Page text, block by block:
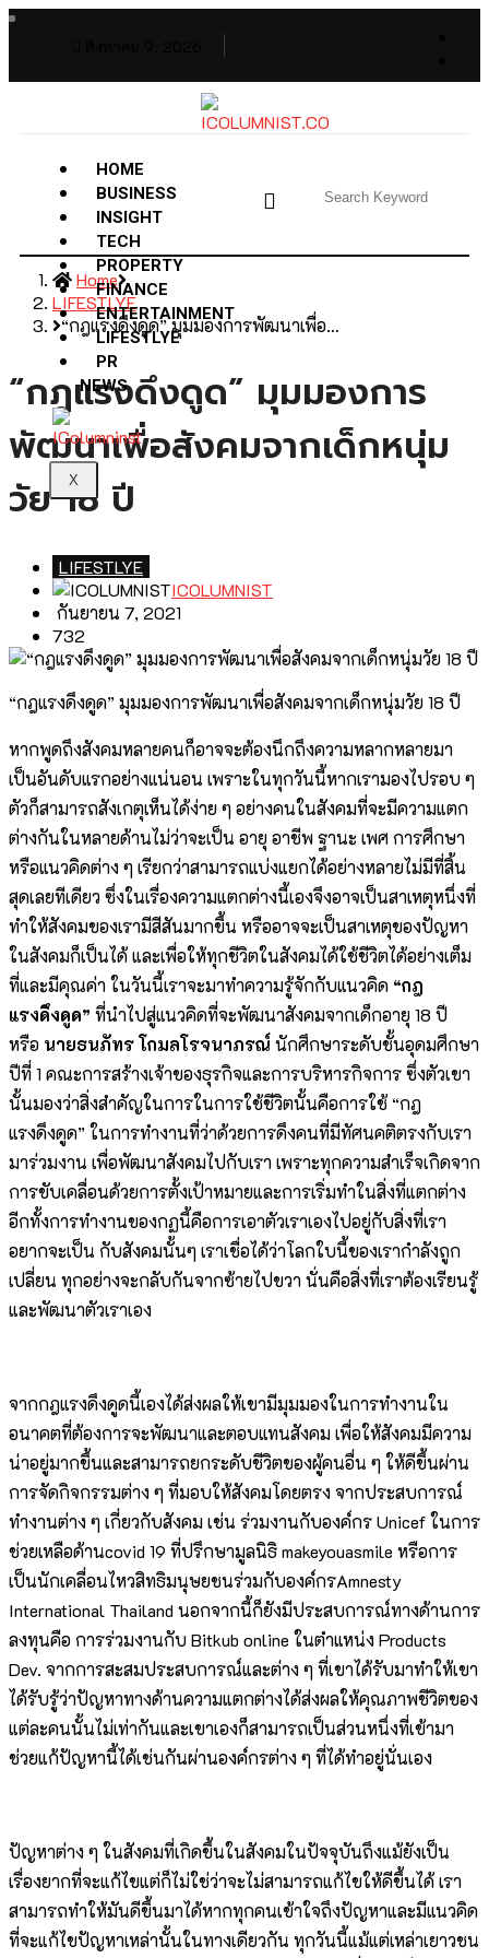
HOME
BUSINESS
INSIGHT
TECH
PROPERTY
FINANCE
ENTERTAINMENT
LIFESTLYE
PR
NEWS
X
Home
LIFESTLYE
“กฎแรงดึงดูด” มุมมองการพัฒนาเพื่อ…
“กฎแรงดึงดูด” มุมมองการ
พัฒนาเพื่อสังคมจากเด็กหนุ่ม
วัย 18 ปี
LIFESTLYE
ICOLUMNIST
กันยายน 7, 2021
732
“กฎแรงดึงดูด” มุมมองการพัฒนาเพื่อสังคมจากเด็กหนุ่มวัย 18 ปี
หากพูดถึงสังคมหลายคนก็อาจจะต้องนึกถึงความหลากหลายมา
เป็นอันดับแรกอย่างแน่นอน เพราะในทุกวันนี้หากเรามองไปรอบ ๆ
ตัวก็สามารถสังเกตุเห็นได้ง่าย ๆ อย่างคนในสังคมที่จะมีความแตก
ต่างกันในหลายด้านไม่ว่าจะเป็น อายุ อาชีพ ฐานะ เพศ การศึกษา
หรือแนวคิดต่าง ๆ เรียกว่าสามารถแบ่งแยกได้อย่างหลายไม่มีที่สิ้น
สุดเลยทีเดียว ซึ่งในเรื่องความแตกต่างนี้เองจึงอาจเป็นสาเหตุหนึ่งที่
ทำให้สังคมของเรามีสีสันมากขึ้น หรืออาจจะเป็นสาเหตุของปัญหา
ในสังคมก็เป็นได้ และเพื่อให้ทุกชีวิตในสังคมได้ใช้ชีวิตได้อย่างเต็ม
ที่และมีคุณค่า ในวันนี้เราจะมาทำความรู้จักกับแนวคิด “กฎ
แรงดึงดูด” ที่นำไปสู่แนวคิดที่จะพัฒนาสังคมจากเด็กอายุ 18 ปี
หรือ นายธนภัทร โกมลโรจนาภรณ์ นักศึกษาระดับชั้นอุดมศึกษา
ปีที่ 1 คณะการสร้างเจ้าของธุรกิจและการบริหารกิจการ ซึ่งตัวเขา
นั้นมองว่าสิ่งสำคัญในการในการใช้ชีวิตนั้นคือการใช้ “กฎ
แรงดึงดูด” ในการทํางานที่ว่าด้วยการดึงคนที่มีทัศนคติตรงกับเรา
มาร่วมงาน เพื่อพัฒนาสังคมไปกับเรา เพราะทุกความสําเร็จเกิดจาก
การขับเคลื่อนด้วยการตั้งเป้าหมายและการเริ่มทําในสิ่งที่แตกต่าง
อีกทั้งการทํางานของกฏนี้คือการเอาตัวเราเองไปอยู่กับสิ่งที่เรา
อยากจะเป็น กับสังคมนั้นๆ เราเชื่อได้ว่าโลกใบนี้ของเรากําลังถูก
เปลี่ยน ทุกอย่างจะกลับกันจากซ้ายไปขวา นั่นคือสิ่งที่เราต้องเรียนรู้
และพัฒนาตัวเราเอง
จากกฎแรงดึงดูดนี้เองได้ส่งผลให้เขามีมุมมองในการทำงานใน
อนาคตที่ต้องการจะพัฒนาและตอบแทนสังคม เพื่อให้สังคมมีความ
น่าอยู่มากขึ้นและสามารถยกระดับชีวิตของผู้คนอื่น ๆ ให้ดีขึ้นผ่าน
การจัดกิจกรรมต่าง ๆ ที่มอบให้สังคมโดยตรง จากประสบการณ์
ทำงานต่าง ๆ เกี่ยวกับสังคม เช่น ร่วมงานกับองค์กร Unicef ในการ
ช่วยเหลือด้านcovid 19 ที่ปรึกษามูลนิธิ makeyouasmile หรือการ
เป็นนักเคลื่อนไหวสิทธิมนุษยชนร่วมกับองค์กรAmnesty
International Thailand นอกจากนี้ก็ยังมีประสบการณ์ทางด้านการ
ลงทุนคือ การร่วมงานกับ Bitkub online ในตําแหน่ง Products
Dev. จากการสะสมประสบการณ์และต่าง ๆ ที่เขาได้รับมาทำให้เขา
ได้รับรู้ว่าปัญหาทางด้านความแตกต่างได้ส่งผลให้คุณภาพชีวิตของ
แต่ละคนนั้นไม่เท่ากันและเขาเองก็สามารถเป็นส่วนหนึ่งที่เข้ามา
ช่วยแก้ปัญหานี้ได้เช่นกันผ่านองค์กรต่าง ๆ ที่ได้ทำอยู่นั่นเอง
ปัญหาต่าง ๆ ในสังคมที่เกิดขึ้นในสังคมในปัจจุบันถึงแม้ยังเป็น
เรื่องยากที่จะแก้ไขแต่ก็ไม่ใ่ช่ว่าจะไม่สามารถแก้ไขให้ดีขึ้นได้ เรา
สามารถทำให้มันดีขึ้นมาได้หากทุกคนเข้าใจถึงปัญหาและมีแนวคิด
ที่จะแก้ไขปัญหาเหล่านั้นในทางเดียวกัน ทุกวันนี้แม้แต่เหล่าเยาวชน